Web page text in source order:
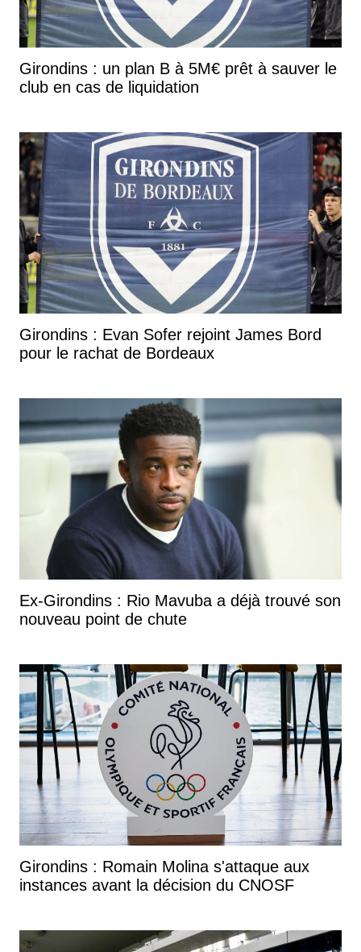
Girondins : un plan B à 5M€ prêt à sauver le
club en cas de liquidation
Girondins : Evan Sofer rejoint James Bord
pour le rachat de Bordeaux
Ex-Girondins : Rio Mavuba a déjà trouvé son
nouveau point de chute
Girondins : Romain Molina s'attaque aux
instances avant la décision du CNOSF